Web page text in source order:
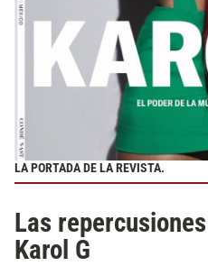
LA PORTADA DE LA REVISTA.
Las
Karol G